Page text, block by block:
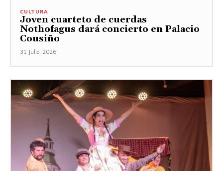
CULTURA
Joven cuarteto de cuerdas
Nothofagus dará concierto en Palacio
Cousiño
31 Julio, 2026